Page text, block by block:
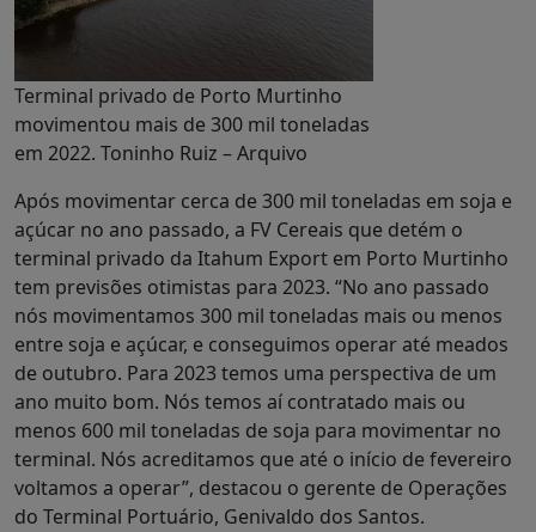
Terminal privado de Porto Murtinho
movimentou mais de 300 mil toneladas
em 2022. Toninho Ruiz – Arquivo
Após movimentar cerca de 300 mil toneladas em soja e
açúcar no ano passado, a FV Cereais que detém o
terminal privado da Itahum Export em Porto Murtinho
tem previsões otimistas para 2023. “No ano passado
nós movimentamos 300 mil toneladas mais ou menos
entre soja e açúcar, e conseguimos operar até meados
de outubro. Para 2023 temos uma perspectiva de um
ano muito bom. Nós temos aí contratado mais ou
menos 600 mil toneladas de soja para movimentar no
terminal. Nós acreditamos que até o início de fevereiro
voltamos a operar”, destacou o gerente de Operações
do Terminal Portuário, Genivaldo dos Santos.